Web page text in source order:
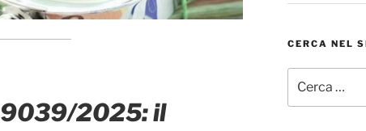
2025: il
CERCA NEL